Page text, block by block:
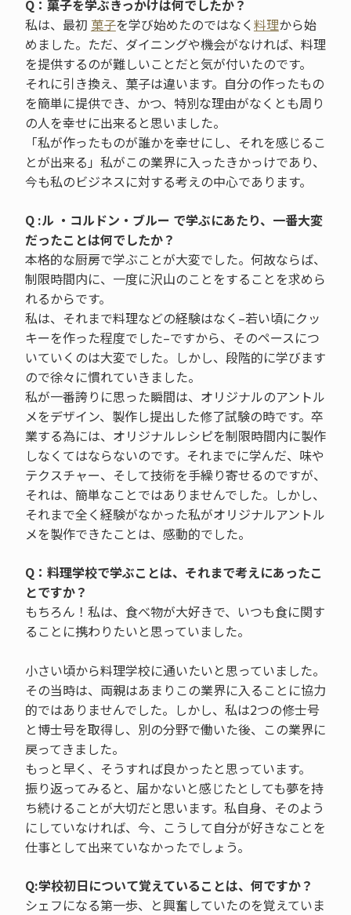
Q：菓子を学ぶきっかけは何でしたか？
私は、最初 菓子を学び始めたのではなく 料理から始
めました。ただ、ダイニングや機会がなければ、料理
を提供するのが難しいことだと気が付いたのです。
それに引き換え、菓子は違います。自分の作ったもの
を簡単に提供でき、かつ、特別な理由がなくとも周り
の人を幸せに出来ると思いました。
「私が作ったものが誰かを幸せにし、それを感じるこ
とが出来る」私がこの業界に入ったきかっけであり、
今も私のビジネスに対する考えの中心であります。
Q :ル ・コルドン・ブルー で学ぶにあたり、一番大変
だったことは何でしたか？
本格的な厨房で学ぶことが大変でした。何故ならば、
制限時間内に、一度に沢山のことをすることを求めら
れるからです。
私は、それまで料理などの経験はなく–若い頃にクッ
キーを作った程度でした–ですから、そのペースにつ
いていくのは大変でした。しかし、段階的に学びます
ので徐々に慣れていきました。
私が一番誇りに思った瞬間は、オリジナルのアントル
メをデザイン、製作し提出した修了試験の時です。卒
業する為には、オリジナルレシピを制限時間内に製作
しなくてはならないのです。それまでに学んだ、味や
テクスチャー、そして技術を手繰り寄せるのですが、
それは、簡単なことではありませんでした。しかし、
それまで全く経験がなかった私がオリジナルアントル
メを製作できたことは、感動的でした。
Q：料理学校で学ぶことは、それまで考えにあったこ
とですか？
もちろん！私は、食べ物が大好きで、いつも食に関す
ることに携わりたいと思っていました。
小さい頃から料理学校に通いたいと思っていました。
その当時は、両親はあまりこの業界に入ることに協力
的ではありませんでした。しかし、私は2つの修士号
と博士号を取得し、別の分野で働いた後、この業界に
戻ってきました。
もっと早く、そうすれば良かったと思っています。
振り返ってみると、届かないと感じたとしても夢を持
ち続けることが大切だと思います。私自身、そのよう
にしていなければ、今、こうして自分が好きなことを
仕事として出来ていなかったでしょう。
Q:学校初日について覚えていることは、何ですか？
シェフになる第一歩、と興奮していたのを覚えていま